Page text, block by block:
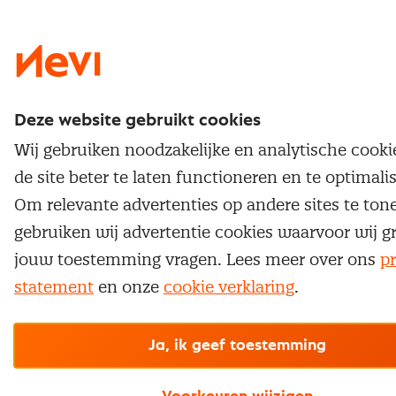
Nevi 2
Deze website gebruikt cookies
Wij gebruiken noodzakelijke en analytische
de site beter te laten functioneren en te
Om relevante advertenties op andere sites te
gebruiken wij advertentie cookies waarvoor wij
jouw toestemming vragen. Lees meer over ons
statement en onze cookie verklaring.
Ja, ik geef toestemming